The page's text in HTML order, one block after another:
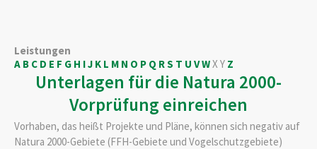
Leistungen
A B C D E F G H IJ K L M N O P Q RS T U VWXY Z
Unterlagen für die Natura 2000-
Vorprüfung einreichen
Vorhaben, das heißt Projekte und Pläne, können sich negativ auf
Natura 2000-Gebiete (FFH-Gebiete und Vogelschutzgebiete)